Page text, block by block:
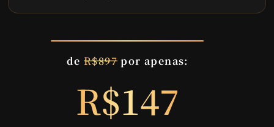
de R$897 por apenas:
R$147